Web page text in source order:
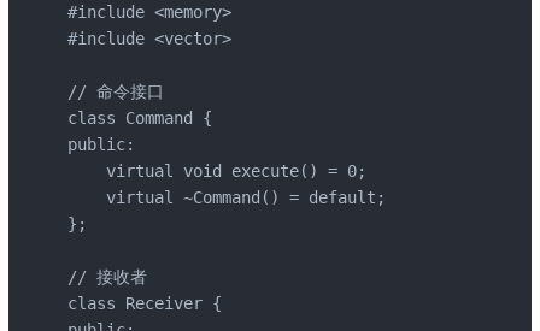
#include <memory>
#include <vector>
// 命令接口
class Command {
public:
    virtual void execute() = 0;
    virtual ~Command() = default;
};
// 接收者
class Receiver {